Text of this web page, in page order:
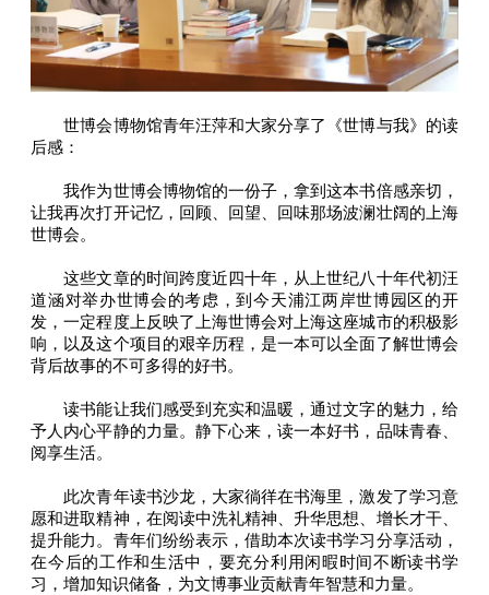
世博会博物馆青年汪萍和大家分享了《世博与我》的读
后感：
我作为世博会博物馆的一份子，拿到这本书倍感亲切，
让我再次打开记忆，回顾、回望、回味那场波澜壮阔的上海
世博会。
这些文章的时间跨度近四十年，从上世纪八十年代初汪
道涵对举办世博会的考虑，到今天浦江两岸世博园区的开
发，一定程度上反映了上海世博会对上海这座城市的积极影
响，以及这个项目的艰辛历程，是一本可以全面了解世博会
背后故事的不可多得的好书。
读书能让我们感受到充实和温暖，通过文字的魅力，给
予人内心平静的力量。静下心来，读一本好书，品味青春、
阅享生活。
此次青年读书沙龙，大家徜徉在书海里，激发了学习意
愿和进取精神，在阅读中洗礼精神、升华思想、增长才干、
提升能力。青年们纷纷表示，借助本次读书学习分享活动，
在今后的工作和生活中，要充分利用闲暇时间不断读书学
习，增加知识储备，为文博事业贡献青年智慧和力量。